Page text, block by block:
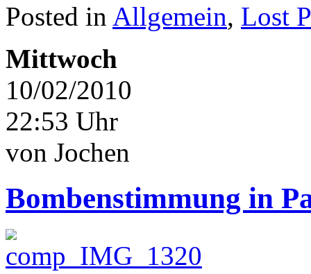
Posted in Allgemein, Lost
Mittwoch
10/02/2010
22:53 Uhr
von Jochen
Bombenstimmung in